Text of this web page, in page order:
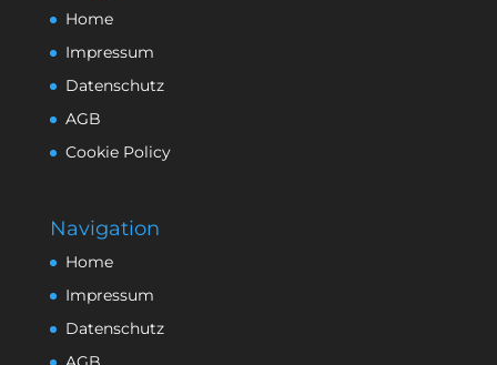
Home
Impressum
Datenschutz
AGB
Cookie Policy
Navigation
Home
Impressum
Datenschutz